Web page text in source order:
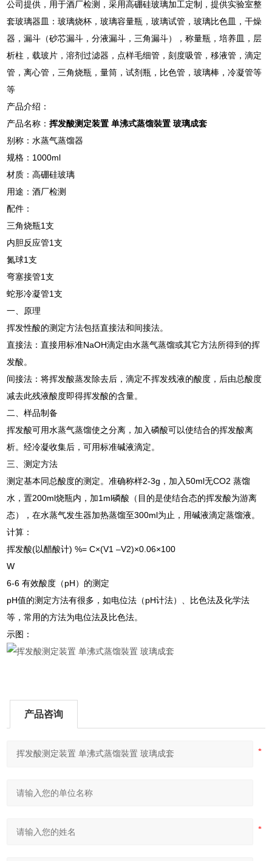
公司提供，用于酒厂检测，采用高硼硅玻璃加工定制，提供实验室整
套玻璃器皿：玻璃烧杯，玻璃容量瓶，玻璃试管，玻璃比色皿，干燥
器，漏斗（砂芯漏斗，分液漏斗，三角漏斗），称量瓶，培养皿，层
析柱，载玻片，溶剂过滤器，点样毛细管，刻度吸管，移液管，滴定
管，离心管，三角烧瓶，量筒，试剂瓶，比色管，玻璃棒，冷凝管等
等
产品介绍：
产品名称：挥发酸测定装置 单沸式蒸馏裝置 玻璃成套
别称：水蒸气蒸馏器
规格：1000ml
材质：高硼硅玻璃
用途：酒厂检测
配件：
三角烧瓶1支
内胆反应管1支
氮球1支
弯塞接管1支
蛇形冷凝管1支
一、原理
挥发性酸的测定方法包括直接法和间接法。
直接法：直接用标准NaOH滴定由水蒸气蒸馏或其它方法所得到的挥
发酸。
间接法：将挥发酸蒸发除去后，滴定不挥发残液的酸度，后由总酸度
减去此残液酸度即得挥发酸的含量。
二、样品制备
挥发酸可用水蒸气蒸馏使之分离，加入磷酸可以使结合的挥发酸离
析。经冷凝收集后，可用标准碱液滴定。
三、测定方法
测定基本同总酸度的测定。准确称样2-3g，加入50ml无CO2 蒸馏
水，置200ml烧瓶内，加1ml磷酸（目的是使结合态的挥发酸为游离
态），在水蒸气发生器加热蒸馏至300ml为止，用碱液滴定蒸馏液。
计算：
挥发酸(以醋酸计) %= C×(V1 –V2)×0.06×100
W
6-6 有效酸度（pH）的测定
pH值的测定方法有很多，如电位法（pH计法）、比色法及化学法
等，常用的方法为电位法及比色法。
示图：
产品咨询